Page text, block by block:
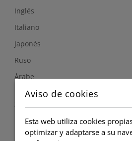
Inglés
Italiano
Japonés
Ruso
Árabe
Instagram
Aviso de cookies
Esta web utiliza cookies
optimizar y adaptarse a su